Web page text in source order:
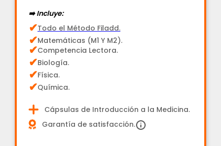
➡️ Incluye:
✔Todo el Método Filadd.
✔
✔
Matemáticas (M1 Y M2).
Competencia Lectora.
✔Biología.
✔Física.
✔Química.
Cápsulas de Introducción a la Medicina.
Garantía de satisfacción.